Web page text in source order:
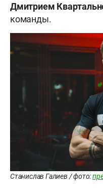
Дмитрием
команды.
Станислав Галиев / фото: